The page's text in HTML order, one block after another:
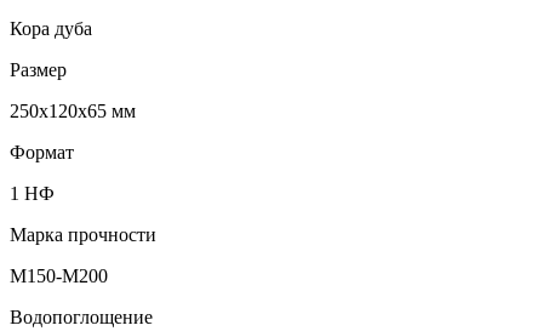
Кора дуба
Размер
250x120x65 мм
Формат
1 НФ
Марка прочности
M150-M200
Водопоглощение